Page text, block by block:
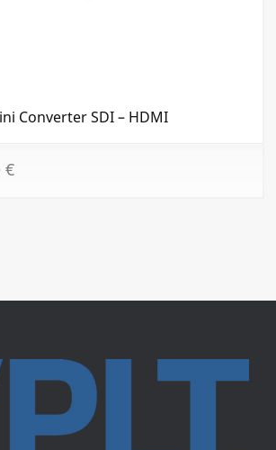
Converter SDI – HDMI
€